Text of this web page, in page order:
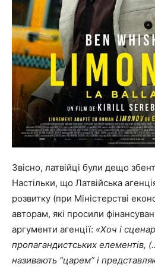
Звісно, латвійці були дещо
Настільки, що Латвійська
розвитку (при Міністерстві
авторам, які просили
аргументи агенції: «Хоч і
пропагандистських елементів,
називають “царем” і